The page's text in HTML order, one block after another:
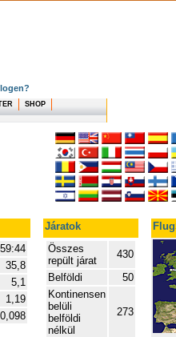
SHOP
Járatok
35,8
5,1
1,19
0,098
Összes
repült járat
430
Belföldi
50
Kontinensen
belüli
belföldi
nélkül
273